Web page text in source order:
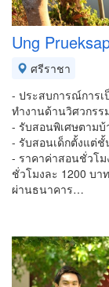
Ung
ศรีราชา
- ประสบการณ์การ
ทำงานด้านวิศวกรร
- รับสอนพิเศษตาม
- รับสอนเด็กตั้งแต่
- ราคาค่าสอนชั่วโม
ชั่วโมงละ 1200 บา
ผ่านธนาคาร…